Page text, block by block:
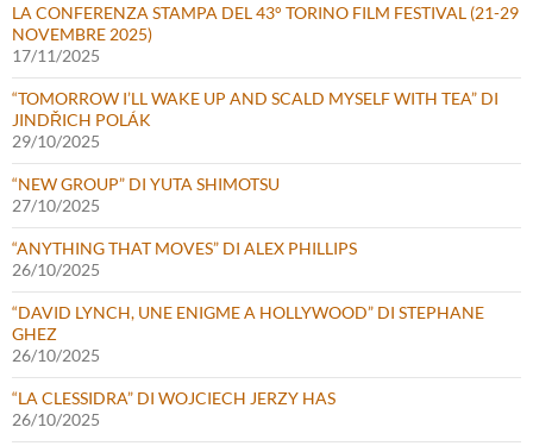
LA CONFERENZA STAMPA DEL 43° TORINO FILM FESTIVAL (21-29
NOVEMBRE 2025)
17/11/2025
“TOMORROW I’LL WAKE UP AND SCALD MYSELF WITH TEA” DI
JINDŘICH POLÁK
29/10/2025
“NEW GROUP” DI YUTA SHIMOTSU
27/10/2025
“ANYTHING THAT MOVES” DI ALEX PHILLIPS
26/10/2025
“DAVID LYNCH, UNE ENIGME A HOLLYWOOD” DI STEPHANE
GHEZ
26/10/2025
“LA CLESSIDRA” DI WOJCIECH JERZY HAS
26/10/2025